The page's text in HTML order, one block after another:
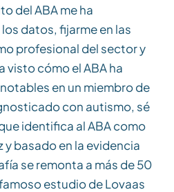
del ABA me ha
datos, fijarme en las
profesional del sector y
visto cómo el ABA ha
en un miembro de
con autismo, sé
identifica al ABA como
basado en la evidencia
se remonta a más de 50
estudio de Lovaas